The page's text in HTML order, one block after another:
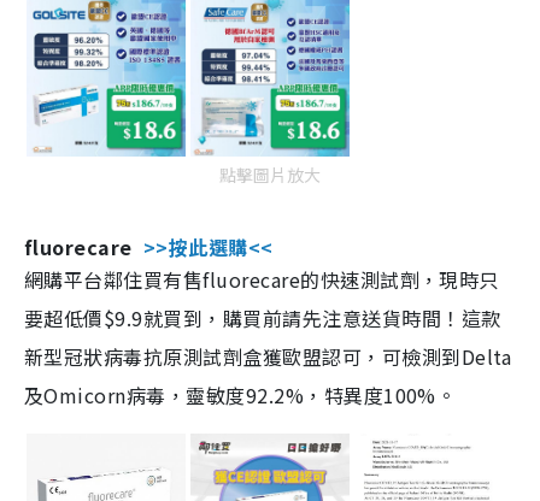
點擊圖片放大
fluorecare >>按此選購<<
網購平台鄰住買有售fluorecare的快速測試劑，現時只
要超低價$9.9就買到，購買前請先注意送貨時間！這款
新型冠狀病毒抗原測試劑盒獲歐盟認可，可檢測到Delta
及Omicorn病毒，靈敏度92.2%，特異度100%。